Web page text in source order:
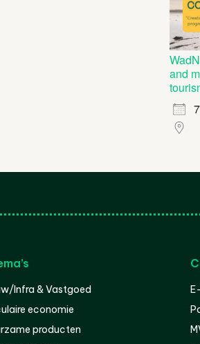
and
Infra & Vastgoed
economie
producten